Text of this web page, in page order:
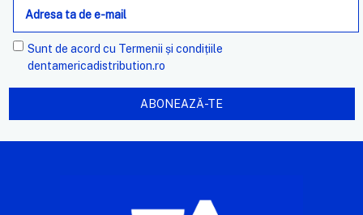
mail
Sunt de acord cu Termenii și condițiile
dentamericadistribution.ro